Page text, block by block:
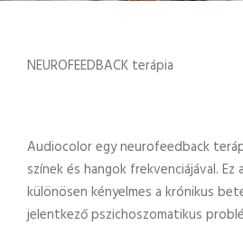
NEUROFEEDBACK terápia
Audiocolor egy neurofeedback
színek és hangok frekvenciájával.
különösen kényelmes a krónikus
jelentkező pszichoszomatikus